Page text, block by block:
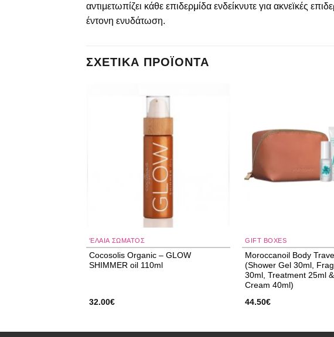
αντιμετωπίζει κάθε επιδερμίδα ενδείκνυτε για ακνεϊκές
έντονη ενυδάτωση.
ΣΧΕΤΙΚΆ ΠΡΟΪΌΝΤΑ
'ΕΛΑΙΑ ΣΏΜΑΤΟΣ
Cocosolis Organic – GLOW
SHIMMER oil 110ml
32.00€
GIFT BOXES
Moroccanoil Body
(Shower Gel 30ml,
30ml, Treatment 25ml
Cream 40ml)
44.50€